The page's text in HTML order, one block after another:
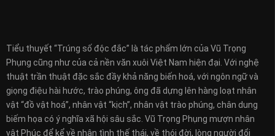
Tiểu thuyết “Trúng số độc đắc” là tác phẩm lớn của Vũ Trọng
Phụng cũng như của cả nền văn xuôi Việt Nam hiện đại. Với nghệ
thuật trần thuật đặc sắc đầy khả năng biến hoá, với ngôn ngữ và
giọng điệu hài hước, trào phúng, ông đã dựng lên hàng loạt nhân
vật “đồ vật hoá”, nhân vật “kịch”, nhân vật trào phúng, chân dung
biếm họa có ý nghĩa xã hội sâu sắc. Vũ Trọng Phụng mượn nhân
vật Phúc để kể về nhân tình thế thái, về thói đời, lòng người đổi